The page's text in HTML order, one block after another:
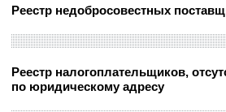
Реестр недобросовестных
Реестр налогоплательщиков,
по юридическому адресу